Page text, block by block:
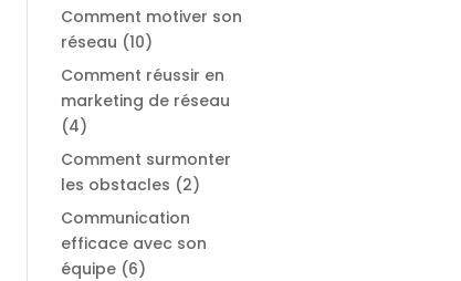
Comment motiver son
réseau (10)
Comment réussir en
marketing de réseau
(4)
Comment surmonter
les obstacles (2)
Communication
efficace avec son
équipe(6)